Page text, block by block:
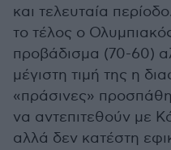
και τελευταία
το τέλος ο
προβάδισμα (70-60)
μέγιστη τιμή της η
«πράσινες»
να αντεπιτεθούν με
αλλά δεν κατέστη